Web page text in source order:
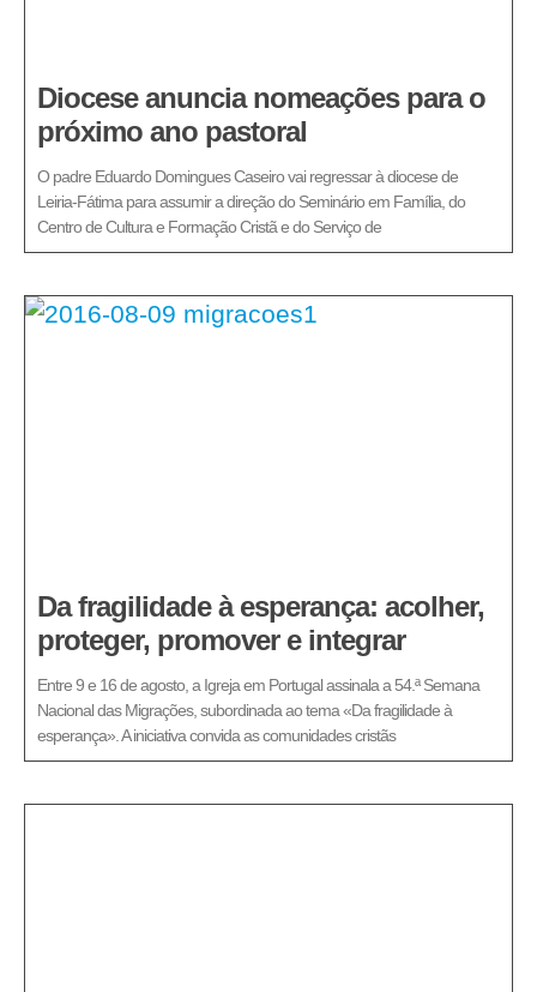
Diocese anuncia nomeações para o
próximo ano pastoral
O padre Eduardo Domingues Caseiro vai regressar à diocese de
Leiria-Fátima para assumir a direção do Seminário em Família, do
Centro de Cultura e Formação Cristã e do Serviço de
Da fragilidade à esperança: acolher,
proteger, promover e integrar
Entre 9 e 16 de agosto, a Igreja em Portugal assinala a 54.ª Semana
Nacional das Migrações, subordinada ao tema «Da fragilidade à
esperança». A iniciativa convida as comunidades cristãs